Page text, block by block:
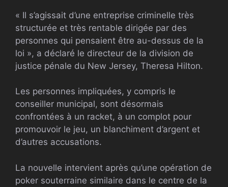
« Il s’agissait d’une entreprise criminelle très
structurée et très rentable dirigée par des
personnes qui pensaient être au-dessus de la
loi », a déclaré le directeur de la division de
justice pénale du New Jersey, Theresa Hilton.
Les personnes impliquées, y compris le
conseiller municipal, sont désormais
confrontées à un racket, à un complot pour
promouvoir le jeu, un blanchiment d’argent et
d’autres accusations.
La nouvelle intervient après qu’une opération de
poker souterraine similaire dans le centre de la